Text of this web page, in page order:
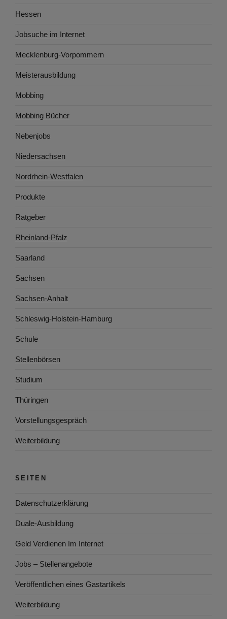
Hessen
Jobsuche im Internet
Mecklenburg-Vorpommern
Meisterausbildung
Mobbing
Mobbing Bücher
Nebenjobs
Niedersachsen
Nordrhein-Westfalen
Produkte
Ratgeber
Rheinland-Pfalz
Saarland
Sachsen
Sachsen-Anhalt
Schleswig-Holstein-Hamburg
Schule
Stellenbörsen
Studium
Thüringen
Vorstellungsgespräch
Weiterbildung
SEITEN
Datenschutzerklärung
Duale-Ausbildung
Geld Verdienen Im Internet
Jobs – Stellenangebote
Veröffentlichen eines Gastartikels
Weiterbildung